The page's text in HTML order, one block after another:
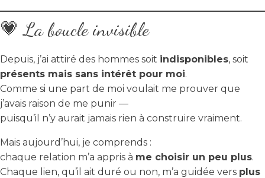
💗 La boucle invisible
Depuis, j’ai attiré des hommes soit indisponibles, soit
présents mais sans intérêt pour moi.
Comme si une part de moi voulait me prouver que
j’avais raison de me punir —
puisqu’il n’y aurait jamais rien à construire vraiment.
Mais aujourd’hui, je comprends :
chaque relation m’a appris à me choisir un peu plus.
Chaque lien, qu’il ait duré ou non, m’a guidée vers plus